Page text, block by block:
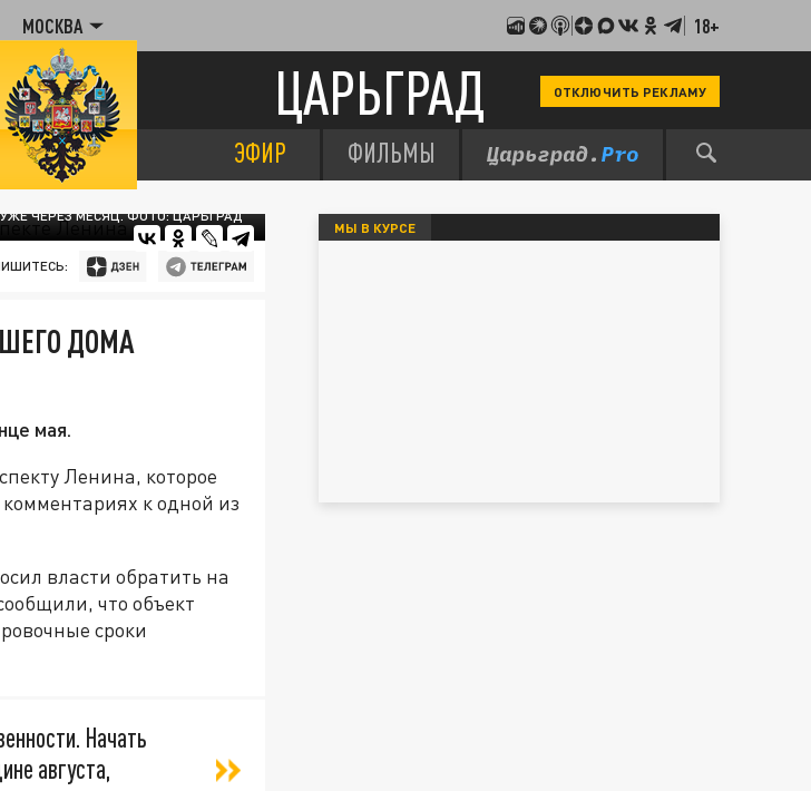
МОСКВА 18+
ЦАРЬГРАД ОТКЛЮЧИТЬ РЕКЛАМУ
ЭФИР ФИЛЬМЫ
ЧЕРЕЗ МЕСЯЦ. ФОТО: ЦАРЬГРАД
ДОМА
мая.
Ленина, которое
к одной из
власти обратить на
что объект
сроки
Начать
августа,
МЫ В КУРСЕ